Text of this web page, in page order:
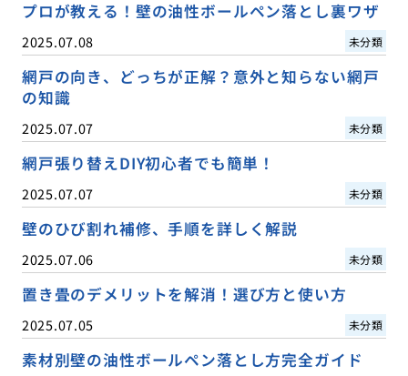
プロが教える！壁の油性ボールペン落とし裏ワザ
2025.07.08 未分類
網戸の向き、どっちが正解？意外と知らない網戸
の知識
2025.07.07 未分類
網戸張り替えDIY初心者でも簡単！
2025.07.07 未分類
壁のひび割れ補修、手順を詳しく解説
2025.07.06 未分類
置き畳のデメリットを解消！選び方と使い方
2025.07.05 未分類
素材別壁の油性ボールペン落とし方完全ガイド